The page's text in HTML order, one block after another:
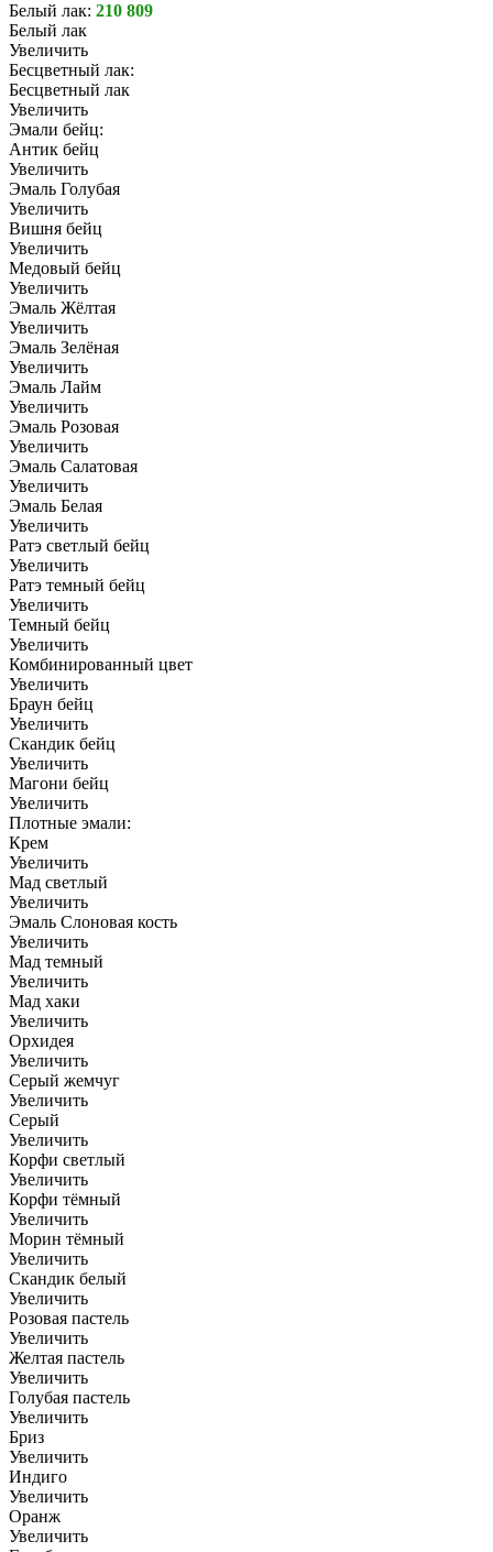
Белый лак: 210 809
Белый лак
Увеличить
Бесцветный лак:
Бесцветный лак
Увеличить
Эмали бейц:
Антик бейц
Увеличить
Эмаль Голубая
Увеличить
Вишня бейц
Увеличить
Медовый бейц
Увеличить
Эмаль Жёлтая
Увеличить
Эмаль Зелёная
Увеличить
Эмаль Лайм
Увеличить
Эмаль Розовая
Увеличить
Эмаль Салатовая
Увеличить
Эмаль Белая
Увеличить
Ратэ светлый бейц
Увеличить
Ратэ темный бейц
Увеличить
Темный бейц
Увеличить
Комбинированный цвет
Увеличить
Браун бейц
Увеличить
Скандик бейц
Увеличить
Магони бейц
Увеличить
Плотные эмали:
Крем
Увеличить
Мад светлый
Увеличить
Эмаль Слоновая кость
Увеличить
Мад темный
Увеличить
Мад хаки
Увеличить
Орхидея
Увеличить
Серый жемчуг
Увеличить
Серый
Увеличить
Корфи светлый
Увеличить
Корфи тёмный
Увеличить
Морин тёмный
Увеличить
Скандик белый
Увеличить
Розовая пастель
Увеличить
Желтая пастель
Увеличить
Голубая пастель
Увеличить
Бриз
Увеличить
Индиго
Увеличить
Оранж
Увеличить